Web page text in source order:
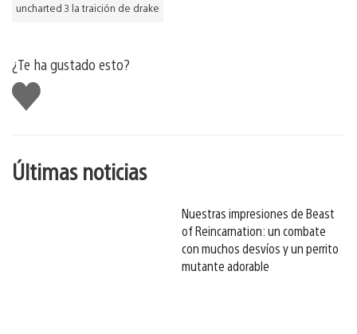
uncharted 3 la traición de drake
¿Te ha gustado esto?
Me
gusta
Últimas noticias
Nuestras impresiones de Beast
of Reincarnation: un combate
con muchos desvíos y un perrito
mutante adorable